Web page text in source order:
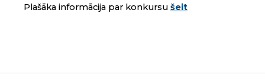
Plašāka informācija par konkursu šeit